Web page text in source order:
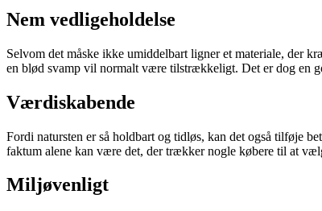
Nem vedligeholdelse
Selvom det måske ikke umiddelbart ligner et materiale, der
en blød svamp vil normalt være tilstrækkeligt. Det er dog en
Værdiskabende
Fordi natursten er så holdbart og tidløs, kan det også tilføje
faktum alene kan være det, der trækker nogle købere til at
Miljøvenligt